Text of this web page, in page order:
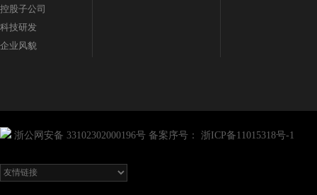
控股子公司
科技研发
企业风貌
浙公网安备 33102302000196号 备案序号： 浙ICP备11015318号-1